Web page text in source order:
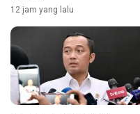
12 jam yang lalu